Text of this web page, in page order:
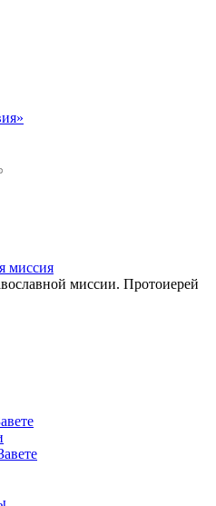
миссия
миссии. Протоиерей